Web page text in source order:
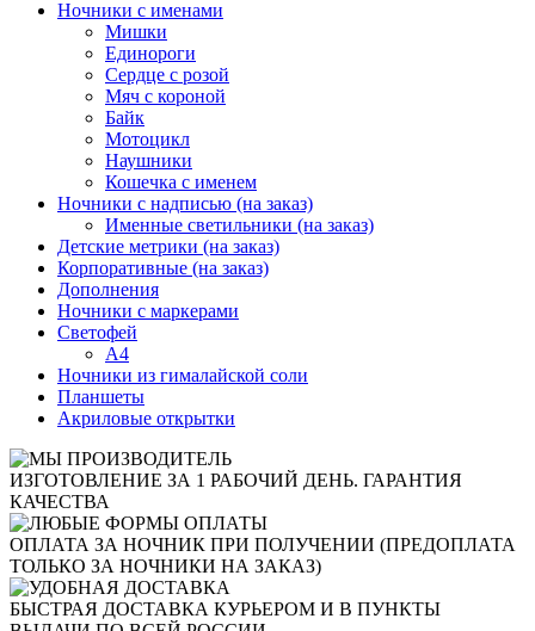
Ночники с именами
Мишки
Единороги
Сердце с розой
Мяч с короной
Байк
Мотоцикл
Наушники
Кошечка с именем
Ночники с надписью (на заказ)
Именные светильники (на заказ)
Детские метрики (на заказ)
Корпоративные (на заказ)
Дополнения
Ночники с маркерами
Светофей
А4
Ночники из гималайской соли
Планшеты
Акриловые открытки
ИЗГОТОВЛЕНИЕ ЗА 1 РАБОЧИЙ ДЕНЬ. ГАРАНТИЯ
КАЧЕСТВА
ОПЛАТА ЗА НОЧНИК ПРИ ПОЛУЧЕНИИ (ПРЕДОПЛАТА
ТОЛЬКО ЗА НОЧНИКИ НА ЗАКАЗ)
БЫСТРАЯ ДОСТАВКА КУРЬЕРОМ И В ПУНКТЫ